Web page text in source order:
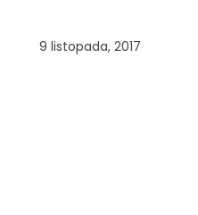
9 listopada, 2017